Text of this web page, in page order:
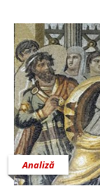
Analiză